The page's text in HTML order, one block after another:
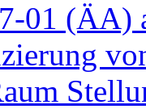
01 (ÄA)